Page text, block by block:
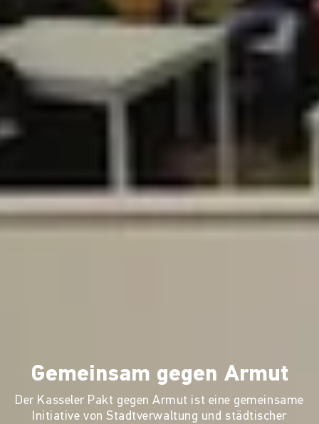
Gemeinsam gegen Armut
Der Kasseler Pakt gegen Armut ist eine gemeinsame
Initiative von Stadtverwaltung und städtischer